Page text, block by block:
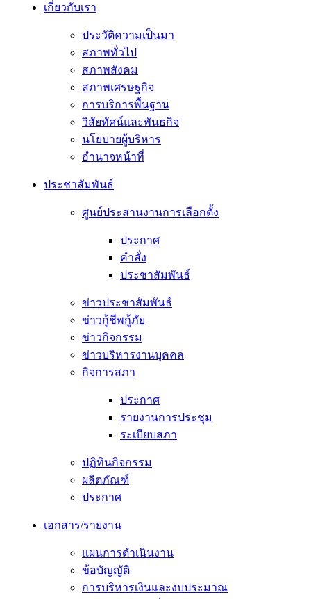
เกี่ยวกับเรา
ประวัติความเป็นมา
สภาพทั่วไป
สภาพสังคม
สภาพเศรษฐกิจ
การบริการพื้นฐาน
วิสัยทัศน์และพันธกิจ
นโยบายผู้บริหาร
อํานาจหน้าที่
ประชาสัมพันธ์
ศูนย์ประสานงานการเลือกตั้ง
ประกาศ
คำสั่ง
ประชาสัมพันธ์
ข่าวประชาสัมพันธ์
ข่าวกู้ชีพกู้ภัย
ข่าวกิจกรรม
ข่าวบริหารงานบุคคล
กิจการสภา
ประกาศ
รายงานการประชุม
ระเบียบสภา
ปฏิทินกิจกรรม
ผลิตภัณฑ์
ประกาศ
เอกสาร/รายงาน
แผนการดำเนินงาน
ข้อบัญญัติ
การบริหารเงินและงบประมาณ